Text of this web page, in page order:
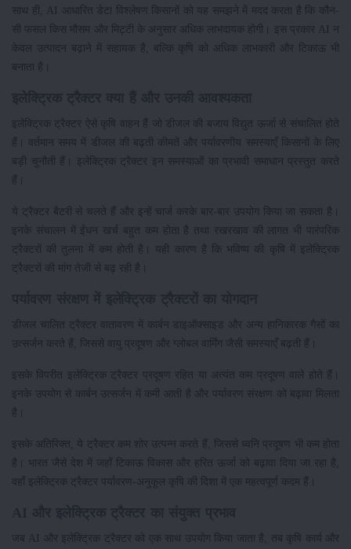
साथ ही, AI आधारित डेटा विश्लेषण किसानों को यह समझने में मदद करता है कि कौन-
सी फसल किस मौसम और मिट्टी के अनुसार अधिक लाभदायक होगी। इस प्रकार AI न
केवल उत्पादन बढ़ाने में सहायक है, बल्कि कृषि को अधिक लाभकारी और टिकाऊ भी
बनाता है।
इलेक्ट्रिक ट्रैक्टर ऐसे कृषि वाहन हैं जो डीजल की बजाय विद्युत ऊर्जा से संचालित होते
हैं। वर्तमान समय में डीजल की बढ़ती कीमतें और पर्यावरणीय समस्याएँ किसानों के लिए
बड़ी चुनौती हैं। इलेक्ट्रिक ट्रैक्टर इन समस्याओं का प्रभावी समाधान प्रस्तुत करते
हैं।
ये ट्रैक्टर बैटरी से चलते हैं और इन्हें चार्ज करके बार-बार उपयोग किया जा सकता है।
इनके संचालन में ईंधन खर्च बहुत कम होता है तथा रखरखाव की लागत भी पारंपरिक
ट्रैक्टरों की तुलना में कम होती है। यही कारण है कि भविष्य की कृषि में इलेक्ट्रिक
ट्रैक्टरों की मांग तेजी से बढ़ रही है।
डीजल चालित ट्रैक्टर वातावरण में कार्बन डाइऑक्साइड और अन्य हानिकारक गैसों का
उत्सर्जन करते हैं, जिससे वायु प्रदूषण और ग्लोबल वार्मिंग जैसी समस्याएँ बढ़ती हैं।
इसके विपरीत इलेक्ट्रिक ट्रैक्टर प्रदूषण रहित या अत्यंत कम प्रदूषण वाले होते हैं।
इनके उपयोग से कार्बन उत्सर्जन में कमी आती है और पर्यावरण संरक्षण को बढ़ावा मिलता
है।
इसके अतिरिक्त, ये ट्रैक्टर कम शोर उत्पन्न करते हैं, जिससे ध्वनि प्रदूषण भी कम होता
है। भारत जैसे देश में जहाँ टिकाऊ विकास और हरित ऊर्जा को बढ़ावा दिया जा रहा है,
वहाँ इलेक्ट्रिक ट्रैक्टर पर्यावरण-अनुकूल कृषि की दिशा में एक महत्वपूर्ण कदम हैं।
जब AI और इलेक्ट्रिक ट्रैक्टर को एक साथ उपयोग किया जाता है, तब कृषि कार्य और